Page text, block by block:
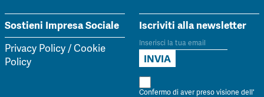
Sostieni Impresa Sociale
Privacy Policy/Cookie
Policy
Iscriviti alla newsletter
Confermo di aver preso visione dell'